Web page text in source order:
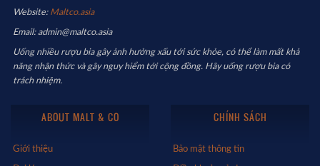
Website: Maltco.asia
Email: admin@maltco.asia
Uống nhiều rượu bia gây ảnh hưởng xấu tới sức khỏe, có thể làm mất khả
năng nhận thức và gây nguy hiểm tới cộng đồng. Hãy uống rượu bia có
trách nhiệm.
ABOUT MALT & CO
Giới thiệu
CHÍNH SÁCH
Bảo mật thông tin